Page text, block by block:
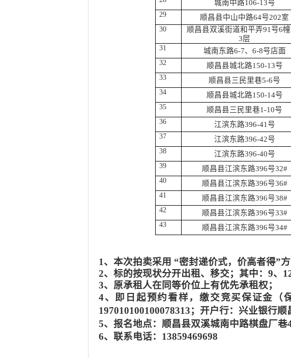
城南中路106-13号
29 顺昌县中山中路64号202室
30 顺昌县双溪街道和平弄91号6幢
3层
31 城南东路6-7、6-8号店面
32 顺昌县城北路150-13号
33 顺昌县三民里巷5-6号
34 顺昌县城北路150-14号
35 顺昌县三民里巷1-10号
36 江滨东路396-41号
37 江滨东路396-42号
38 江滨东路396-40号
39 顺昌县江滨东路396号32#
40 顺昌县江滨东路396号36#
41 顺昌县江滨东路396号38#
42 顺昌县江滨东路396号33#
43 顺昌县江滨东路396号34#
1、本次拍卖采用 “密封递价式，价高者得”
2、 标的按现状分开出租 、移交；其中： 9、
3、原承租人在同等价位上有优先承租权；
4、即日起预约看样，缴交竞买保证金（
197010100100078313；开户行：兴业银行顺
5、报名地点：顺昌县双溪城南中路棋盘厂巷
6、联系电话： 13859469698